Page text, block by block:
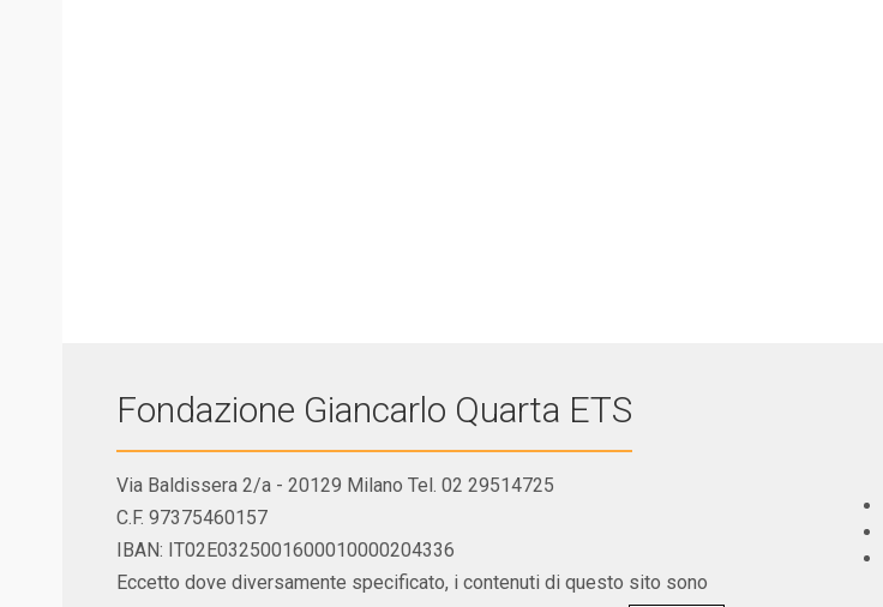
Fondazione Giancarlo Quarta ETS
Via Baldissera 2/a - 20129 Milano Tel. 02 29514725
C.F. 97375460157
IBAN: IT02E0325001600010000204336
Eccetto dove diversamente specificato, i contenuti di questo sito sono